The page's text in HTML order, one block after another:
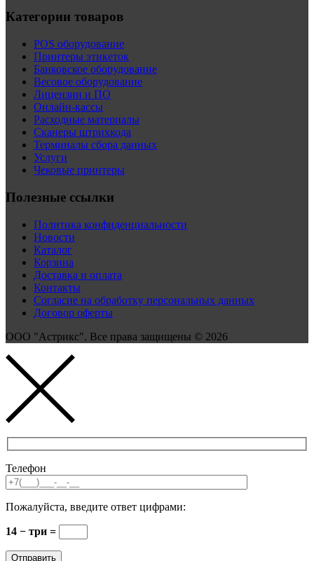
Категории товаров
POS оборудование
Принтеры этикеток
Банковское оборудование
Весовое оборудование
Лицензии и ПО
Онлайн-кассы
Расходные материалы
Сканеры штрихкода
Терминалы сбора данных
Услуги
Чековые принтеры
Полезные ссылки
Политика конфиденциальности
Новости
Каталог
Корзина
Доставка и оплата
Контакты
Согласие на обработку персональных данных
Договор оферты
ООО "Астрикс". Все права защищены © 2026
Телефон
Пожалуйста, введите ответ цифрами:
14 − три =